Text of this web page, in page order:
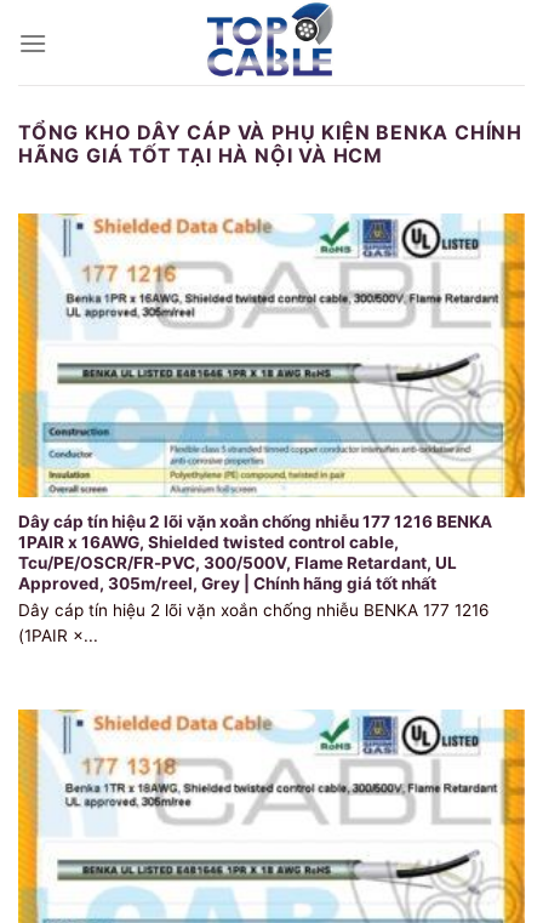
TỔNG KHO DÂY CÁP VÀ PHỤ KIỆN BENKA CHÍNH
HÃNG GIÁ TỐT TẠI HÀ NỘI VÀ HCM
Dây cáp tín hiệu 2 lõi vặn xoắn chống nhiễu 177 1216 BENKA
1PAIR x 16AWG, Shielded twisted control cable,
Tcu/PE/OSCR/FR-PVC, 300/500V, Flame Retardant, UL
Approved, 305m/reel, Grey | Chính hãng giá tốt nhất
Dây cáp tín hiệu 2 lõi vặn xoắn chống nhiễu BENKA 177 1216
(1PAIR ×...